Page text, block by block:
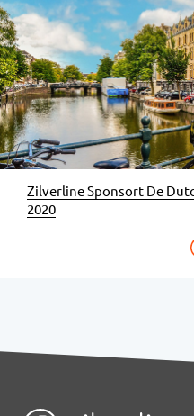
Zilverline Sponsort De
2020